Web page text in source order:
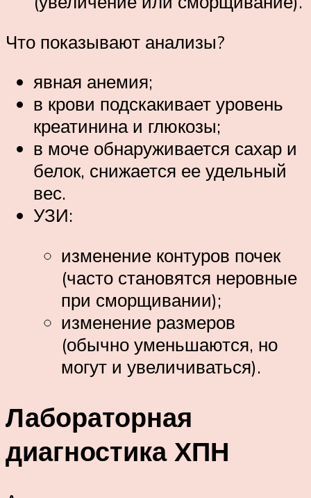
Что показывают анализы?
явная анемия;
в крови подскакивает уровень
креатинина и глюкозы;
в моче обнаруживается сахар и
белок, снижается ее удельный
вес.
УЗИ:
изменение контуров почек
(часто становятся неровные
при сморщивании);
изменение размеров
(обычно уменьшаются, но
могут и увеличиваться).
Лабораторная
диагностика ХПН